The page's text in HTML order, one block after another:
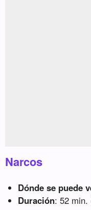
Narcos
Dónde se puede
Duración: 52 min.